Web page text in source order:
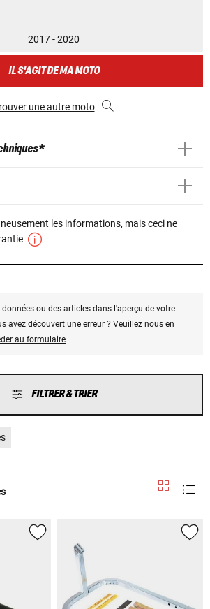
2017 - 2020
IL S'AGIT DE MA MOTO
une autre moto
*
les informations, mais ceci ne
ou des articles dans l'aperçu de votre
avez découvert une erreur ? Veuillez nous en
au formulaire
FILTRER & TRIER